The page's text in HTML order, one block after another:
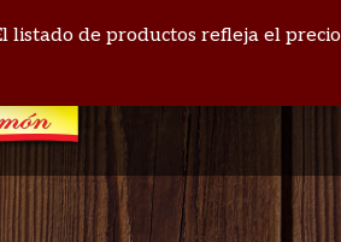
listado de productos refleja el